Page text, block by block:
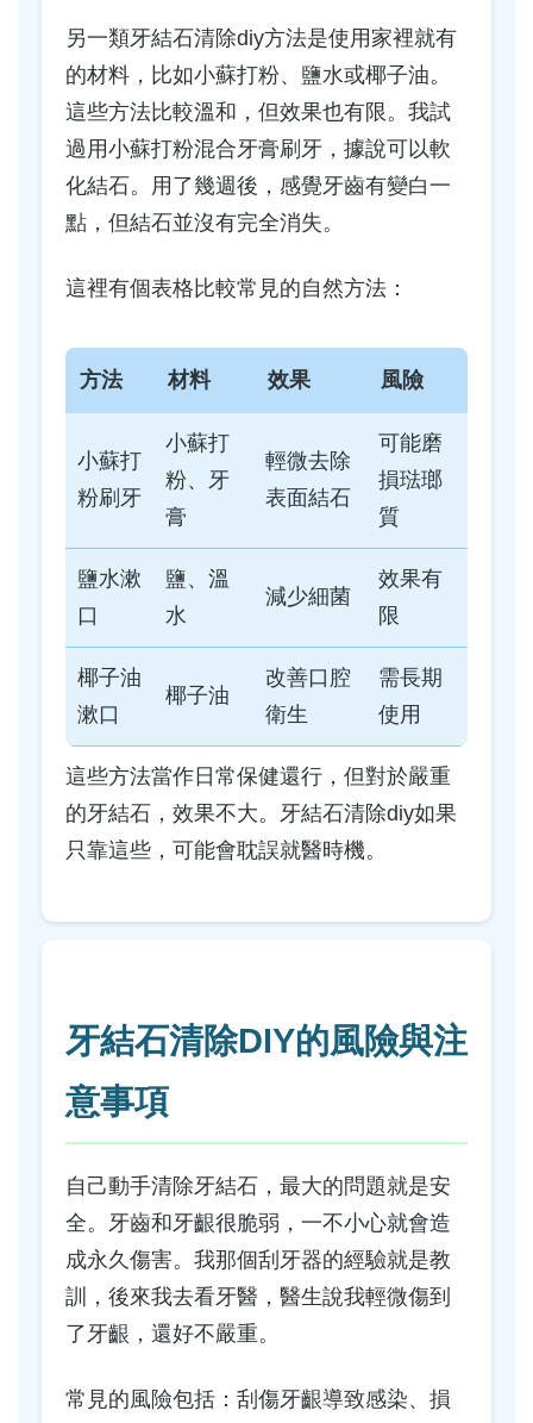
另一類牙結石清除diy方法是使用家裡就有
的材料，比如小蘇打粉、鹽水或椰子油。
這些方法比較溫和，但效果也有限。我試
過用小蘇打粉混合牙膏刷牙，據說可以軟
化結石。用了幾週後，感覺牙齒有變白一
點，但結石並沒有完全消失。
這裡有個表格比較常見的自然方法：
方法 材料 效果 風險
小蘇打
粉刷牙
小蘇打
粉、牙
膏
輕微去除
表面結石
可能磨
損琺瑯
質
鹽水漱
口
鹽、溫
水
減少細菌
效果有
限
椰子油
漱口
椰子油
改善口腔
衛生
需長期
使用
這些方法當作日常保健還行，但對於嚴重
的牙結石，效果不大。牙結石清除diy如果
只靠這些，可能會耽誤就醫時機。
牙結石清除DIY的風險與注
意事項
自己動手清除牙結石，最大的問題就是安
全。牙齒和牙齦很脆弱，一不小心就會造
成永久傷害。我那個刮牙器的經驗就是教
訓，後來我去看牙醫，醫生說我輕微傷到
了牙齦，還好不嚴重。
常見的風險包括：刮傷牙齦導致感染、損